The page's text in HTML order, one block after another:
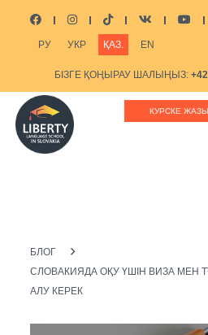
РУ УКР ҚАЗ. EN
БІЗГЕ ҚОҢЫРАУ ШАЛЫҢЫЗ:
БІЗГЕ ЖАЗЫҢЫЗ:
КУРСКЕ
БЛОГ
СЛОВАКИЯДА ОҚУ ҮШІН ВИЗА МЕН
АЛУ КЕРЕК